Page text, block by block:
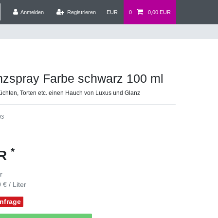
Anmelden
Registrieren EUR 0 0,00 EUR
Farbe schwarz 100 ml
Torten etc. einen Hauch von Luxus und Glanz
*
€ / Liter